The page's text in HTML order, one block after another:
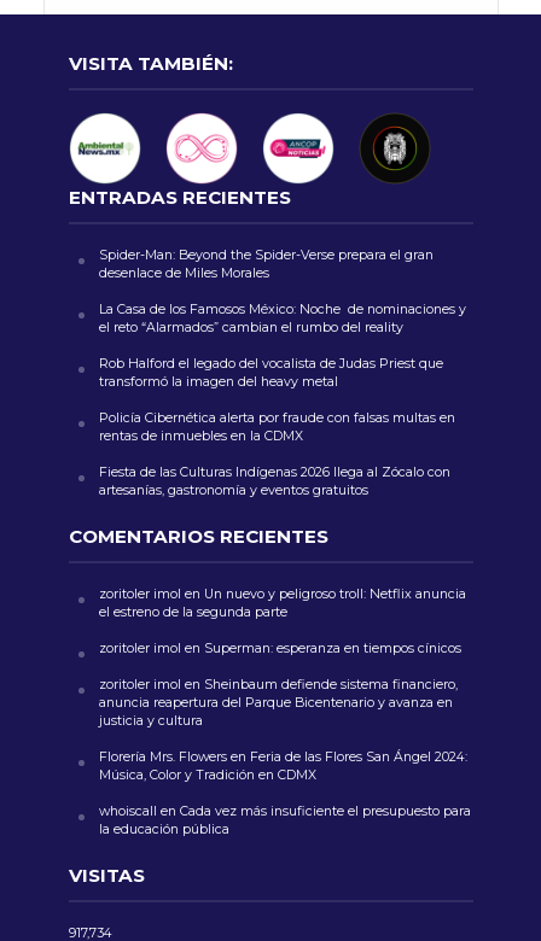
VISITA TAMBIÉN:
ENTRADAS RECIENTES
Spider-Man: Beyond the Spider-Verse prepara el gran
desenlace de Miles Morales
La Casa de los Famosos México: Noche de nominaciones y
el reto “Alarmados” cambian el rumbo del reality
Rob Halford el legado del vocalista de Judas Priest que
transformó la imagen del heavy metal
Policía Cibernética alerta por fraude con falsas multas en
rentas de inmuebles en la CDMX
Fiesta de las Culturas Indígenas 2026 llega al Zócalo con
artesanías, gastronomía y eventos gratuitos
COMENTARIOS RECIENTES
zoritoler imol en Un nuevo y peligroso troll: Netflix anuncia
el estreno de la segunda parte
zoritoler imol en Superman: esperanza en tiempos cínicos
zoritoler imol en Sheinbaum defiende sistema financiero,
anuncia reapertura del Parque Bicentenario y avanza en
justicia y cultura
Florería Mrs. Flowersen Feria de las Flores San Ángel 2024:
Música, Color y Tradición en CDMX
whoiscall en Cada vez más insuficiente el presupuesto para
la educación pública
VISITAS
917,734